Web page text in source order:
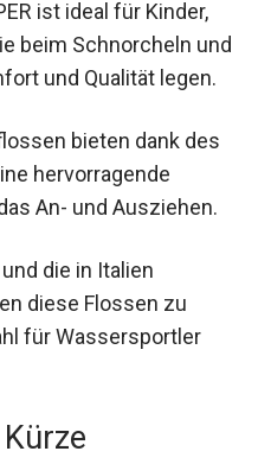
beim Schnorcheln
und Qualität
bieten dank
eine hervorragende
An- und
die in Italien
diese Flossen zu
für Wassersportler